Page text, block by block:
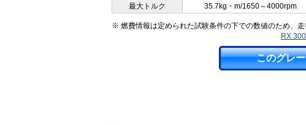
最大トルク
35.7kg・m/1650～4000rpm
※ 燃費情報は定められた試験条件の下での数値のため、
RX
このグレ